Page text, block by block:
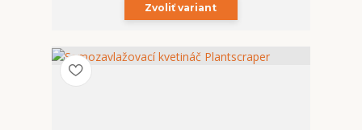
Zvoliť variant